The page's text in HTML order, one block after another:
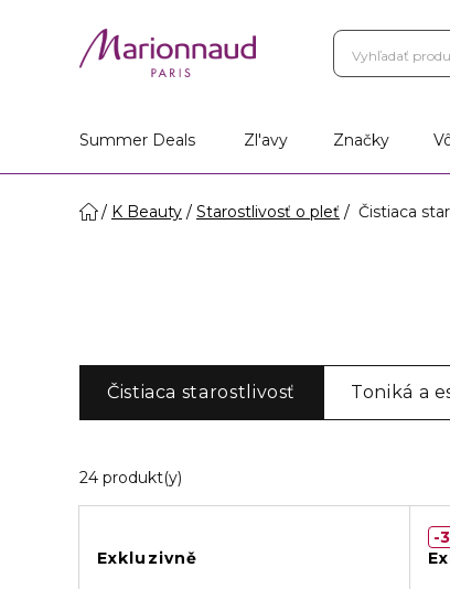
Summer Deals Zl'avy Značky
K Beauty Starostlivosť o pleť Čistiaca
Čistiaca starostlivosť Toniká a
24 produkt(y)
Exkluzivně